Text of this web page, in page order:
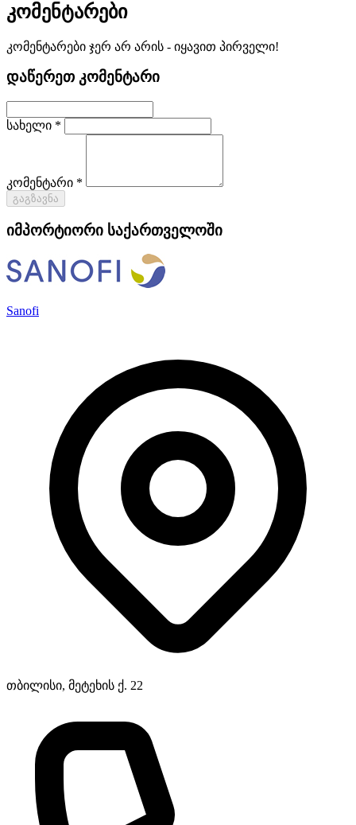
კომენტარები
კომენტარები ჯერ არ არის - იყავით პირველი!
დაწერეთ კომენტარი
სახელი *
კომენტარი *
გაგზავნა
იმპორტიორი საქართველოში
Sanofi
თბილისი, მეტეხის ქ. 22